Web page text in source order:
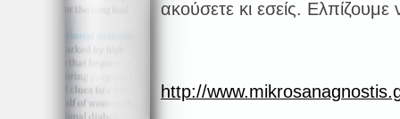
ακούσετε κι εσείς.
http://